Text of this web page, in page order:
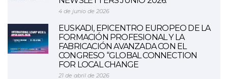
4 de junio de 2026
EUSKADI, EPICENTRO EUROPEO DE LA
FORMACIÓN PROFESIONAL Y LA
FABRICACIÓN AVANZADA CON EL
CONGRESO “GLOBAL CONNECTION
FOR LOCAL CHANGE
21 de abril de 2026